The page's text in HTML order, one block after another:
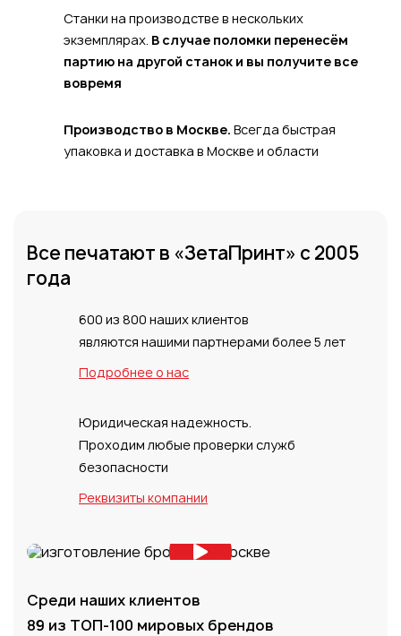
Станки на производстве в нескольких
экземплярах. В случае поломки перенесём
партию на другой станок и вы получите все
вовремя
Производство в Москве. Всегда быстрая
упаковка и доставка в Москве и области
Все печатают в «ЗетаПринт» с 2005
года
600 из 800 наших клиентов
являются нашими партнерами более 5 лет
Подробнее о нас
Юридическая надежность.
Проходим любые проверки служб
безопасности
Реквизиты компании
Среди наших клиентов
89 из ТОП-100 мировых брендов